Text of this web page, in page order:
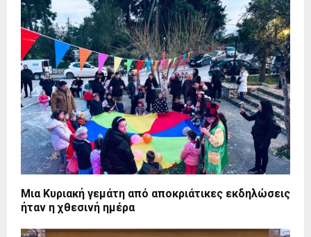
Μια Κυριακή γεμάτη από αποκριάτικες εκδηλώσεις
ήταν η χθεσινή ημέρα